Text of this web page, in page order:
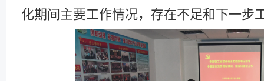
化期间 主要工作情况， 存在不足和下一步